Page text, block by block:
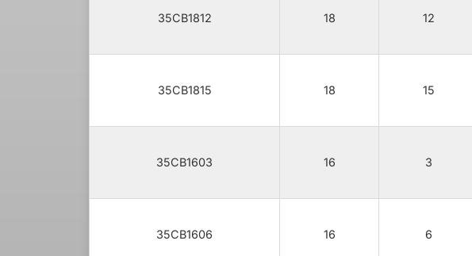
35CB1812 18 12
35CB1815 18 15
35CB1603 16 3
35CB1606 16 6